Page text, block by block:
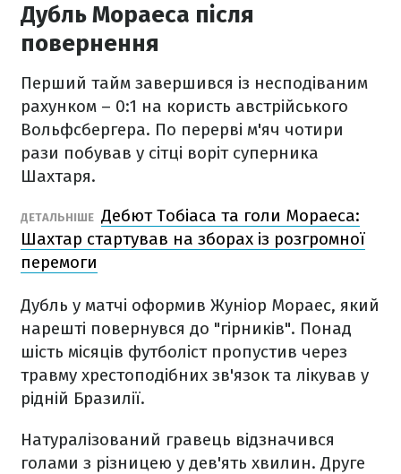
Дубль Мораеса після
повернення
Перший тайм завершився із несподіваним
рахунком – 0:1 на користь австрійського
Вольфсбергера. По перерві м'яч чотири
рази побував у сітці воріт суперника
Шахтаря.
ДЕТАЛЬНІШЕ Дебют Тобіаса та голи Мораеса:
Шахтар стартував на зборах із розгромної
перемоги
Дубль у матчі оформив Жуніор Мораес, який
нарешті повернувся до "гірників". Понад
шість місяців футболіст пропустив через
травму хрестоподібних зв'язок та лікував у
рідній Бразилії.
Натуралізований гравець відзначився
голами з різницею у дев'ять хвилин. Друге